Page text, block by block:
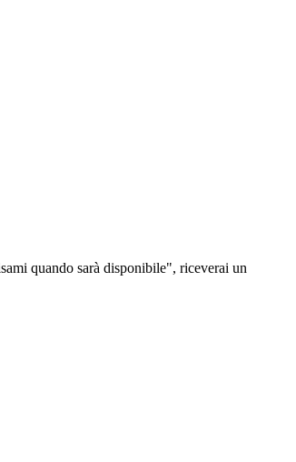
quando sarà disponibile", riceverai un